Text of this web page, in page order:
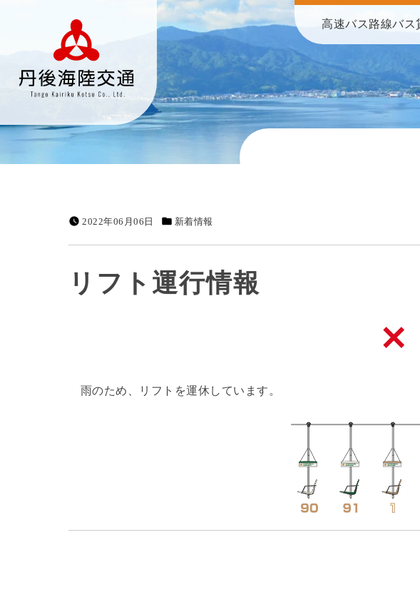
高速バス路線バス
2022年06月06日 新着情報
リフト運行情報
雨のため、リフトを運休しています。